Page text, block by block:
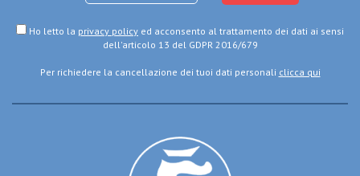
Ho letto la privacy policy ed acconsento al trattamento dei dati ai sensi
dell'articolo 13 del GDPR 2016/679
Per richiedere la cancellazione dei tuoi dati personali clicca qui